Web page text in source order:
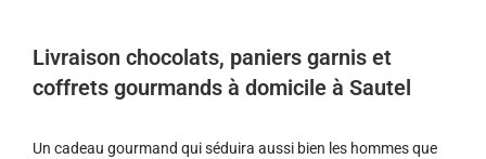
Livraison chocolats, paniers garnis et
coffrets gourmands à domicile à Sautel
Un cadeau gourmand qui séduira aussi bien les hommes que